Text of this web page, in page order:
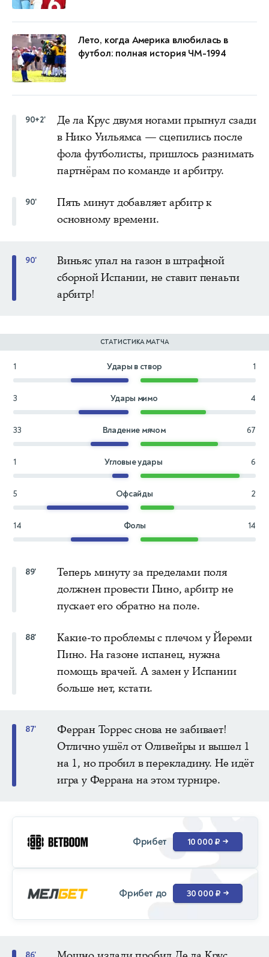
Лето, когда Америка влюбилась в
футбол: полная история ЧМ-1994
90+2'
Де ла Крус двумя ногами прыгнул сзади
в Нико Уильямса — сцепились после
фола футболисты, пришлось разнимать
партнёрам по команде и арбитру.
90'
Пять минут добавляет арбитр к
основному времени.
90'
Виньяс упал на газон в штрафной
сборной Испании, не ставит пенаьти
арбитр!
СТАТИСТИКА МАТЧА
1 Удары в створ 1
3 Удары мимо 4
33 Владение мячом 67
1 Угловые удары 6
5 Офсайды 2
14 Фолы 14
89'
Теперь минуту за пределами поля
должнен провести Пино, арбитр не
пускает его обратно на поле.
88'
Какие-то проблемы с плечом у Йереми
Пино. На газоне испанец, нужна
помощь врачей. А замен у Испании
больше нет, кстати.
87'
Ферран Торрес снова не забивает!
Отлично ушёл от Оливейры и вышел 1
на 1, но пробил в перекладину. Не идёт
игра у Феррана на этом турнире.
Фрибет 10 000 ₽ →
Фрибет до 30 000 ₽ →
86'